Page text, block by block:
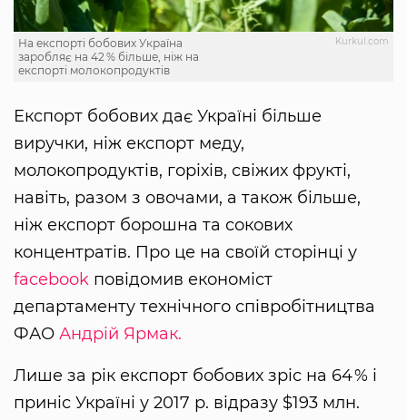
Kurkul.com
На експорті бобових Україна
заробляє на 42 % більше, ніж на
експорті молокопродуктів
Експорт бобових дає Україні більше
виручки, ніж експорт меду,
молокопродуктів, горіхів, свіжих фрукті,
навіть, разом з овочами, а також більше,
ніж експорт борошна та сокових
концентратів. Про це на своїй сторінці у
facebook повідомив економіст
департаменту технічного співробітництва
ФАО Андрій Ярмак.
Лише за рік експорт бобових зріс на 64 % і
приніс Україні у 2017 р. відразу $193 млн.